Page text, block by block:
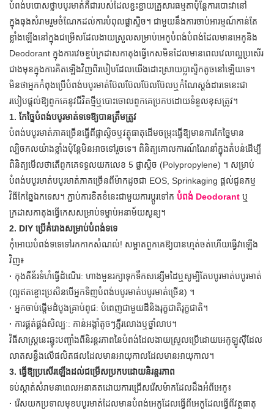
បំពង់បបោសថ្លាបបូរមាត់គឺជារបស់ដែលខ្ជះខ្ជាយគ្រួសារធម្មតាប៉ុន្តែការបោះវានៅ
ក្នុងធុងសំរាមរួមចំណែកដល់ការបំពុលផ្លាស្ទិច។ ជាមួយនឹងការចាប់អារម្មណ៍កាន់តែ
ខ្លាំងឡើងនៅក្នុងជម្រើសដែលងាយស្រួលសម្រាប់អេកូបំពង់បំពង់ដែលមានអេកូនិង
Deodorant ក្នុងការវេចខ្ចប់ក្រដាសកាតុងធ្វើកេសមិនដែលមានពេលវេលាល្អប្រសើរ
ជាងមុនក្នុងការគិតឡើងវិញពីរបៀបដែលយើងដោះស្រាយប្លាស្ទិកតូចនៅឡើយទេ។
មិនថាអ្នកកំពុងប្រើបំពង់បបូរមាត់ប៊ែលប៊ែលប៊ែលប៊ែលឬកំណែស្តង់ដារទេនេះជា
របៀបផ្តល់ឱ្យពួកគេនូវជីវិតថ្មីឬបោះចោលពួកគេប្រកបដោយទំនួលខុសត្រូវ។
1. កែច្នៃបំពង់បបូរមាត់ទទេឱ្យបានត្រឹមត្រូវ
បំពង់បបូរមាត់ភាគច្រើនធ្វើពីផ្លាស្ទិចឬវត្ថុធាតុដើមចម្រុះធ្វើឱ្យមានការកែច្នៃមាន
ល្បិចកលយ៉ាងខ្លាំងប៉ុន្តែមិនអាចទៅរួចទេ។ ពិនិត្យគោលការណ៍ណែនាំក្នុងតំបន់ដើម្បី
ពិនិត្យមើលថាតើពួកគេទទួលយកលេខ 5 ផ្លាស្ទិច (Polypropylene) ។ សម្រាប់
បំពង់បបូរមាត់បបូរមាត់ភាគច្រើនពីម៉ាកដូចជា EOS, Sprinkaging ផ្តល់ជូនកម្ម
វិធីកែឆ្នៃឯកទេស។ ភ្ជាប់ការខិតខំនេះជាមួយការប្តូរទៅក បំពង់ Deodorant ឬ
ក្រដាសកាតុងធ្វើកេសសម្រាប់ទម្លាប់អនាម័យសូន្យ។
2. DIY ប្រើគំរោងសម្រាប់បំពង់ទទេ
កុំអោយបំពង់ទទេទៅរកកាកសំណល់! សម្អាតពួកគេឱ្យបានហ្មត់ចត់ហើយធ្វើវាឡើង
វិញ៖
· កុងតឺន័រទំហំធ្វើដំណើរ: ហាងមួនរក្សាទុកទឹកសន្សើមដៃឬសូម្បីតែបបូរមាត់បបូរមាត់
(ល្អឥតខ្ចោះប្រសិនបើអ្នកទិញបំពង់បបូរមាត់បបូរមាត់ច្រើន) ។
· អ្នកចាប់ផ្តើមដំបូងគ្រាប់ពូជ: បំពេញជាមួយដីនិងរុក្ខជាតិរុក្ខជាតិ។
· ការផ្គត់ផ្គង់សិល្បៈ: កាន់អង្កាំតូចៗភ្លឺរលោងឬថ្នាំលាប។
វិធីសាស្រ្តនេះឆ្លុះបញ្ចាំងពីនិរន្តរភាពនៃបំពង់ដែលងាយស្រួលប្រើដោយអេកូឡូស៊ីដែល
លាតសន្ធឹងលើផលិតផលដែលមានអាយុកាលដែលមានអាយុកាល។
3. ធ្វើឱ្យប្រសើរឡើងដល់ជម្រើសប្រកបដោយនិរន្តរភាព
ទប់ស្កាត់សំរាមនាពេលអនាគតដោយការជ្រើសរើសម៉ាកដែលដឹងអំពីអេកូ៖
· រើសយកប្រទាលមុខបបូរមាត់ដែលមានបំពង់អេកូដែលធ្វើពីអេកូដែលធ្វើពីវត្ថុធាតុ